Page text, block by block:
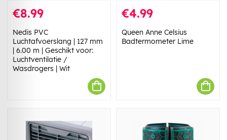
€8.99
Nedis PVC
Luchtafvoerslang | 127 mm
| 6.00 m | Geschikt voor:
Luchtventilatie /
Wasdrogers | Wit
€4.99
Queen Anne Celsius
Badtermometer Lime